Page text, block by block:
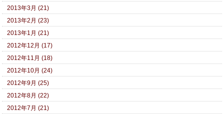
2013年3月 (21)
2013年2月 (23)
2013年1月 (21)
2012年12月 (17)
2012年11月 (18)
2012年10月 (24)
2012年9月 (25)
2012年8月 (22)
2012年7月 (21)